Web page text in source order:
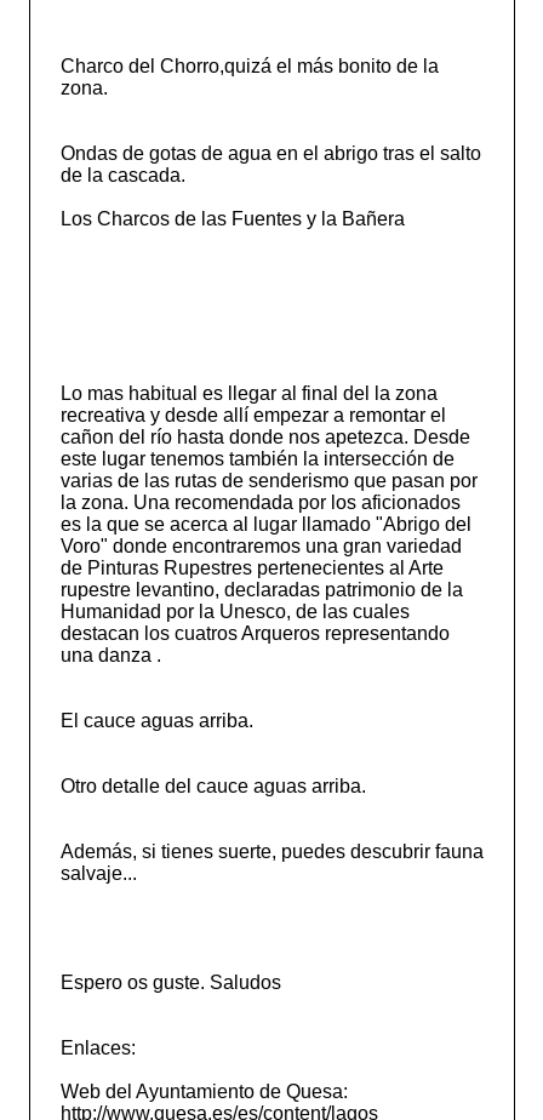
Charco del Chorro,quizá el más bonito de la
zona.
Ondas de gotas de agua en el abrigo tras el salto
de la cascada.
Los Charcos de las Fuentes y la Bañera
Lo mas habitual es llegar al final del la zona
recreativa y desde allí empezar a remontar el
cañon del río hasta donde nos apetezca. Desde
este lugar tenemos también la intersección de
varias de las rutas de senderismo que pasan por
la zona. Una recomendada por los aficionados
es la que se acerca al lugar llamado "Abrigo del
Voro" donde encontraremos una gran variedad
de Pinturas Rupestres pertenecientes al Arte
rupestre levantino, declaradas patrimonio de la
Humanidad por la Unesco, de las cuales
destacan los cuatros Arqueros representando
una danza .
El cauce aguas arriba.
Otro detalle del cauce aguas arriba.
Además, si tienes suerte, puedes descubrir fauna
salvaje...
Espero os guste. Saludos
Enlaces:
Web del Ayuntamiento de Quesa:
http://www.quesa.es/es/content/lagos